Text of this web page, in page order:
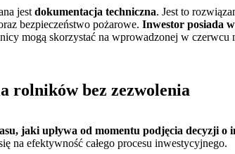
jest dokumentacja techniczna. Jest to
bezpieczeństwo pożarowe. Inwestor posiada
mogą skorzystać na wprowadzonej w
rolników bez zezwolenia
jaki upływa od momentu podjęcia decyzji
na efektywność całego procesu inwestycyjnego.